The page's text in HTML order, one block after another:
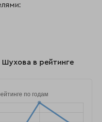
в рейтинге